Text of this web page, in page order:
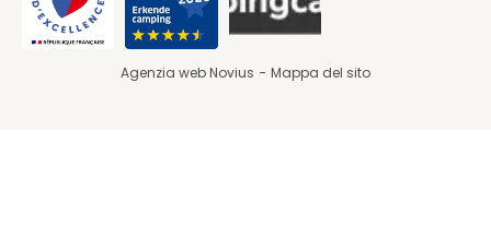
Agenzia web Novius Mappa del sito